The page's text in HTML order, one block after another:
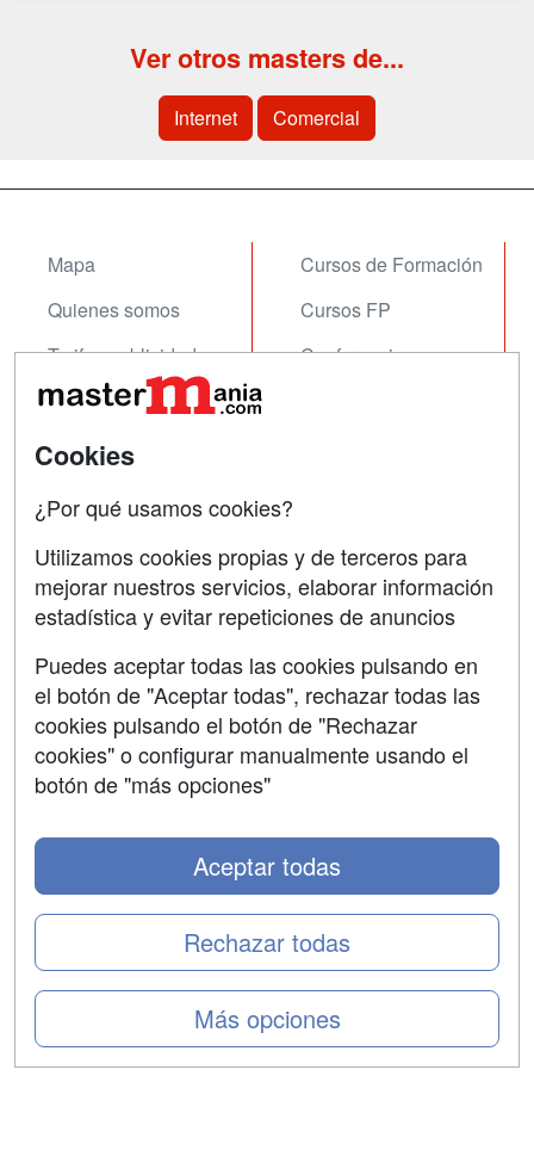
Ver otros masters de...
Internet Comercial
Mapa
Quienes somos
Tarifas publicidad
Acceso Usuarios
Acceso Centros
Cursos de Formación
Cursos FP
Conferencias
Contactar
Confidencialidad
Aviso legal
Copyleft
Cookies
¿Por qué usamos cookies?
Utilizamos cookies propias y de terceros para
mejorar nuestros servicios, elaborar información
estadística y evitar repeticiones de anuncios
Puedes aceptar todas las cookies pulsando en
el botón de "Aceptar todas", rechazar todas las
cookies pulsando el botón de "Rechazar
cookies" o configurar manualmente usando el
botón de "más opciones"
Más opciones
Rechazar todas
Aceptar todas